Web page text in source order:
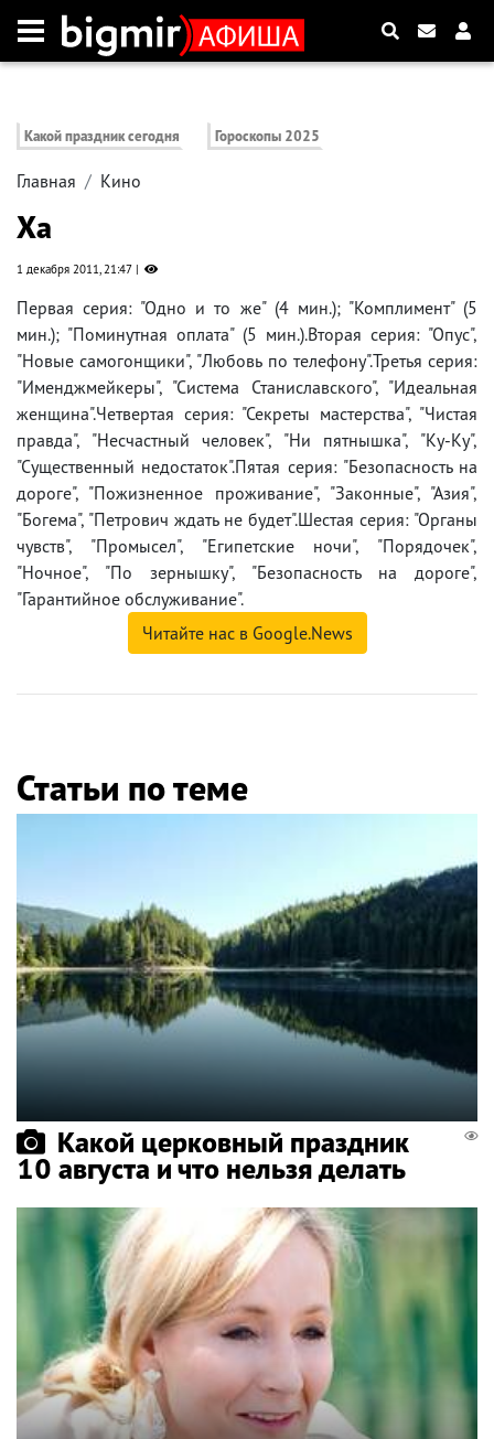
Какой праздник сегодня Гороскопы 2025
Главная Кино
Ха
1 декабря 2011, 21:47
Первая серия: "Одно и то же" (4 мин.); "Комплимент" (5
мин.); "Поминутная оплата" (5 мин.).Вторая серия: "Опус",
"Новые самогонщики", "Любовь по телефону".Третья серия:
"Именджмейкеры", "Система Станиславского", "Идеальная
женщина".Четвертая серия: "Секреты мастерства", "Чистая
правда", "Несчастный человек", "Ни пятнышка", "Ку-Ку",
"Существенный недостаток".Пятая серия: "Безопасность на
дороге", "Пожизненное проживание", "Законные", "Азия",
"Богема", "Петрович ждать не будет".Шестая серия: "Органы
чувств", "Промысел", "Египетские ночи", "Порядочек",
"Ночное", "По зернышку", "Безопасность на дороге",
"Гарантийное обслуживание".
Читайте нас в Google.News
Статьи по теме
Какой церковный праздник
10 августа и что нельзя делать